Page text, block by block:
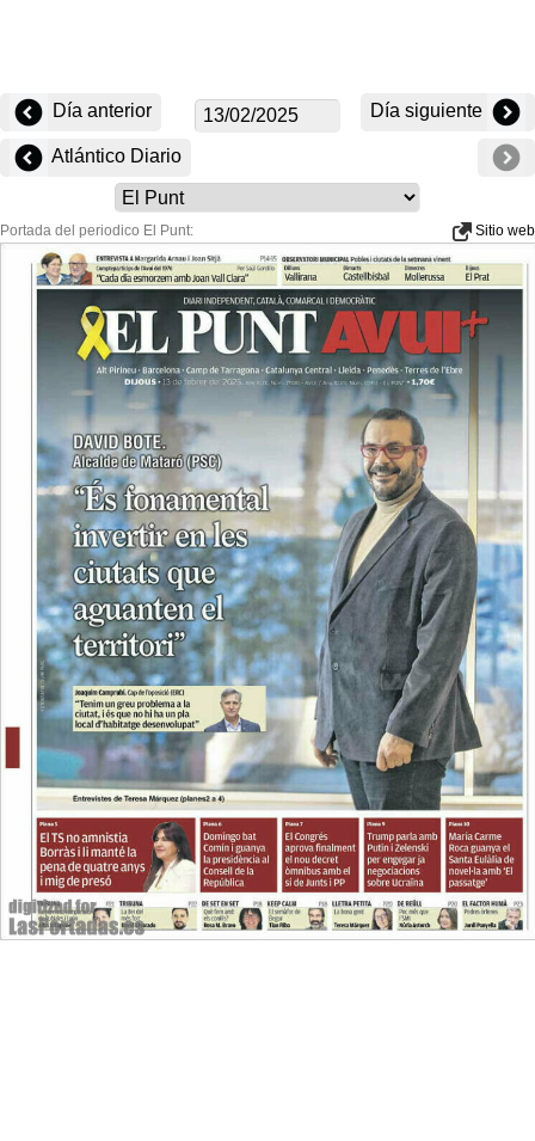
Día anterior Día siguiente
Atlántico Diario
Portada del periodico El Punt: Sitio web